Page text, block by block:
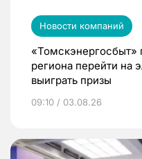
Новости компаний
«Томскэнергосбыт»
региона перейти на
выиграть призы
09:10 / 03.08.26